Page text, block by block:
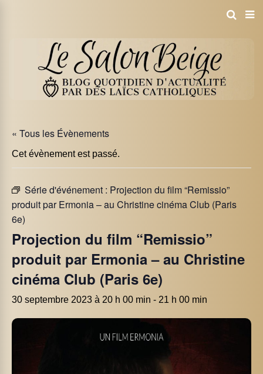
« Tous les Évènements
Cet évènement est passé.
Série d'événement : Projection du film “Remissio”
produit par Ermonia – au Christine cinéma Club (Paris
6e)
Projection du film “Remissio”
produit par Ermonia – au Christine
cinéma Club (Paris 6e)
30 septembre 2023 à 20 h 00 min - 21 h 00 min